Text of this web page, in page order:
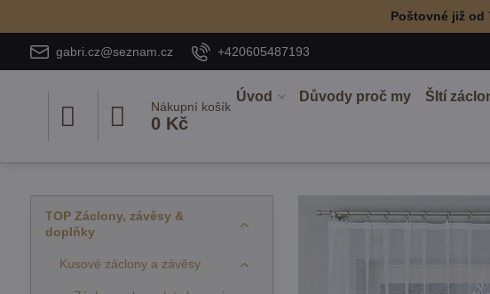
Poštovné již od
gabri.cz@seznam.cz +420605487193
Nákupní košík
0 Kč
Úvod Důvody proč my ŠItí
TOP Záclony, závěsy &
doplňky
Kusové záclony a závěsy